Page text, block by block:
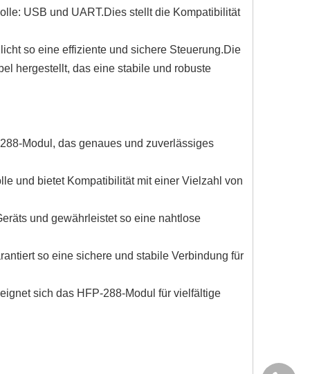
USB und UART.Dies stellt die Kompatibilität
so eine effiziente und sichere Steuerung.Die
hergestellt, das eine stabile und robuste
Modul, das genaues und zuverlässiges
und bietet Kompatibilität mit einer Vielzahl von
und gewährleistet so eine nahtlose
so eine sichere und stabile Verbindung für
sich das HFP-288-Modul für vielfältige